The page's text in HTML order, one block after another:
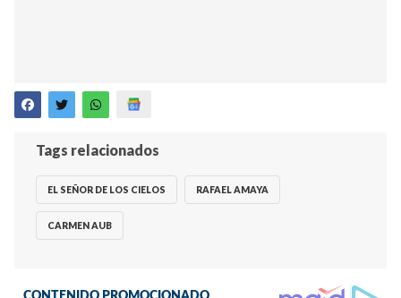
Tags relacionados
EL SEÑOR DE LOS CIELOS RAFAEL AMAYA
CARMEN AUB